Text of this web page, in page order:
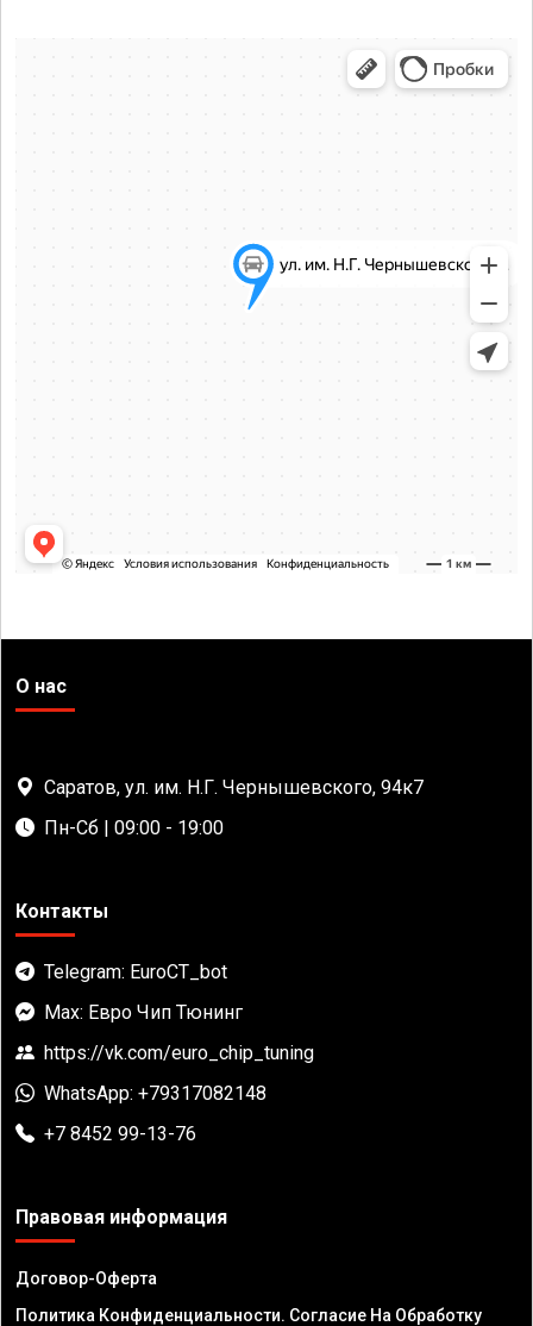
О нас
Саратов, ул. им. Н.Г. Чернышевского, 94к7
Пн-Сб | 09:00 - 19:00
Контакты
Telegram: EuroCT_bot
Max: Евро Чип Тюнинг
https://vk.com/euro_chip_tuning
WhatsApp: +79317082148
+7 8452 99-13-76
Правовая информация
Договор-Оферта
Политика Конфиденциальности. Согласие На Обработку